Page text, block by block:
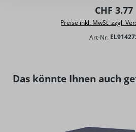
Regulärer
CHF 3.77
Preise inkl. MwSt. zzgl.
Art-Nr:
Produktgalerie überspringen
Das könnte Ihnen auch